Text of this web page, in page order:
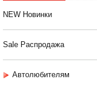
NEW Новинки
Sale Распродажа
Автолюбителям